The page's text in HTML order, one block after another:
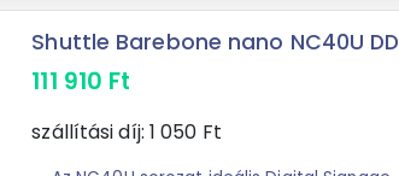
Shuttle Barebone nano NC40U
111 910 Ft
szállítási díj: 1 050 Ft